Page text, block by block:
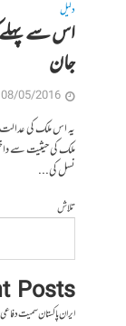
دلیل
اس سے پہلے
جان
08/05/2016
یہ اس ملک کی عدالت
ملک کی حیثیت سے
نسل کی...
تلاش
Posts
ایران پاکستان سمیت